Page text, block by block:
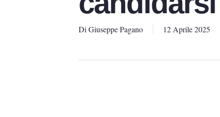
Di Giuseppe Pagano 12 Aprile 2025